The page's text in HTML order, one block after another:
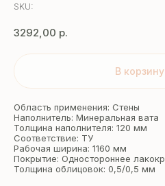
SKU:
3292,00 р.
В корзину
Область применения: Стены
Наполнитель: Минеральная вата
Толщина наполнителя: 120 мм
Соответствие: ТУ
Рабочая ширина: 1160 мм
Покрытие: Одностороннее
Толщина облицовок: 0,5/0,5 мм